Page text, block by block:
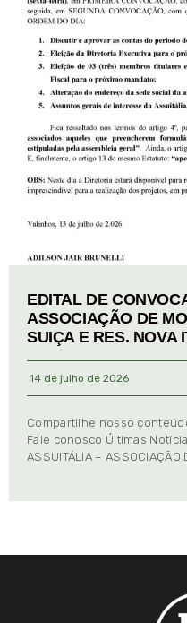
EDITAL DE
ASSOCIAÇÃO DE
SUIÇA E RES. NOVA
14 de julho de 2026
Compartilhe nosso
Fale conosco Últimas
ASSUITÁLIA – ASSOCIAÇÃO